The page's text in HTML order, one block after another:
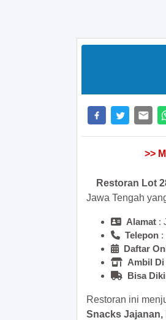
Restoran Lot
Jawa Tengah
Alamat :
Telepon :
Daftar
Ambil Di
Bisa
Restoran ini
Snacks